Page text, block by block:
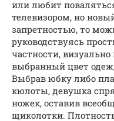
или любит
телевизором, но
запретностью, то
руководствуясь
частности,
выбранный цвет
Выбрав юбку либо
кюлоты, девушка
ножек, оставив
щиколотки.